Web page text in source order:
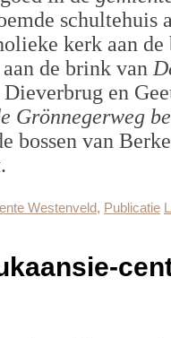
schultehuis
kerk aan
de brink van
Dieverbrug en
Grönnegerweg
bossen van
Westenveld, Publicatie